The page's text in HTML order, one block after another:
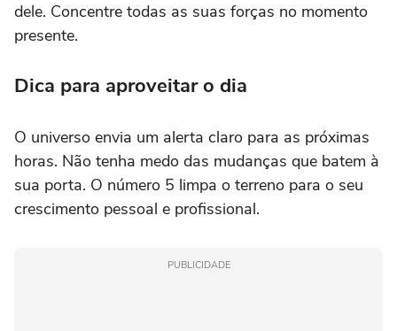
dele. Concentre todas as suas forças no momento
presente.
Dica para aproveitar o dia
O universo envia um alerta claro para as próximas
horas. Não tenha medo das mudanças que batem à
sua porta. O número 5 limpa o terreno para o seu
crescimento pessoal e profissional.
PUBLICIDADE